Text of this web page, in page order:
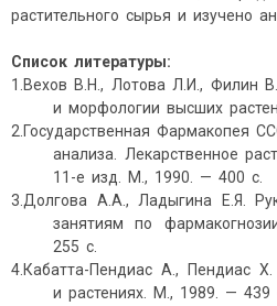
растительного сырья и изучено
Список литературы:
1.Вехов В.Н., Лотова Л.И., Филин
и морфологии высших
2.Государственная Фармакопея
анализа. Лекарственное
11-е изд. М., 1990. — 400 с.
3.Долгова А.А., Ладыгина Е.Я.
занятиям по
255 с.
4.Кабатта-Пендиас А., Пендиас
и растениях. М., 1989. — 439